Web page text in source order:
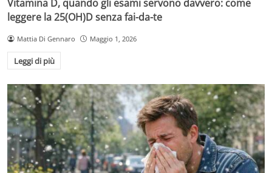
Vitamina D, quando gli esami servono davvero: come
leggere la 25(OH)D senza fai-da-te
Mattia Di Gennaro Maggio 1, 2026
Leggi di più